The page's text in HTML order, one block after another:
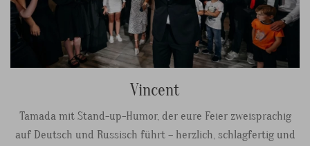
Vincent
Tamada mit Stand-up-Humor, der eure Feier zweisprachig
auf Deutsch und Russisch führt – herzlich, schlagfertig und